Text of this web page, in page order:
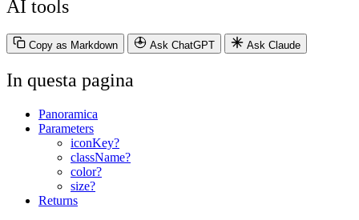
AI tools
Copy as Markdown Ask ChatGPT Ask Claude
In questa pagina
Panoramica
Parameters
iconKey?
className?
color?
size?
Returns